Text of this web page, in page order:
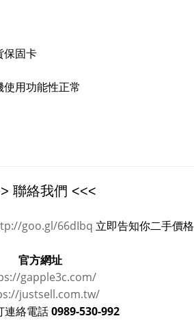
保固卡
用功能性正常
聯絡我們 <<<
goo.gl/66dIbq 立即告知你二手價格
官方網址
gapple3c.com/
justsell.com.tw/
連絡電話 0989-530-992